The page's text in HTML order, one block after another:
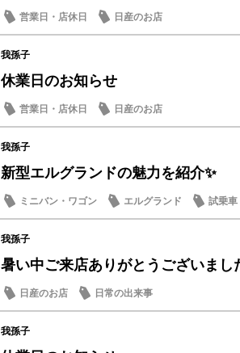
営業日・店休日 日産のお店
我孫子
休業日のお知らせ
営業日・店休日 日産のお店
我孫子
新型エルグランドの魅力を紹介✨
ミニバン・ワゴン エルグランド
試乗車
日産の技術
我孫子
暑い中ご来店ありがとうございまし
日産のお店 日常の出来事
我孫子